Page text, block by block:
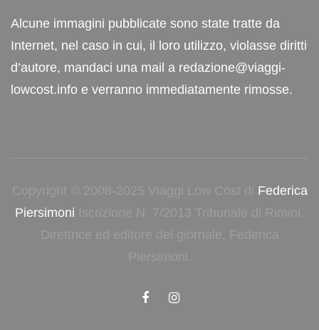
Alcune immagini pubblicate sono state tratte da
Internet, nel caso in cui, il loro utilizzo, violasse diritti
d’autore, mandaci una mail a redazione@viaggi-
lowcost.info e verranno immediatamente rimosse.
Copyright © 2008-2025 Viaggi Low Cost di Federica
Piersimoni Iscrizione N. 7/2013 Tribunale di Rimini.
Direttrice ed editore del giornale, Federica
Piersimoni.